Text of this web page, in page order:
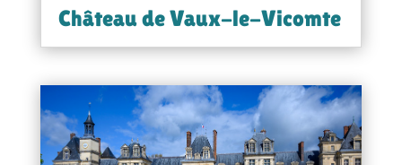
Château de Vaux-le-Vicomte